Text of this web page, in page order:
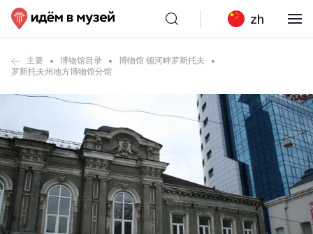
zh
主要 博物馆目录
博物馆 顿河畔罗斯托夫
罗斯托夫州地方博物馆分馆